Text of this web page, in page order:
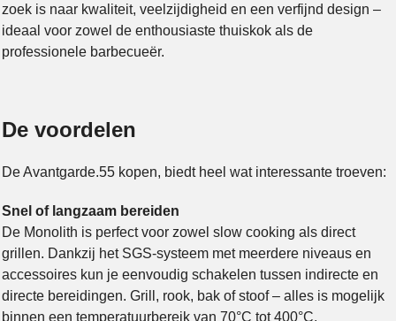
zoek is naar kwaliteit, veelzijdigheid en een verfijnd design –
ideaal voor zowel de enthousiaste thuiskok als de
professionele barbecueër.
De voordelen
De Avantgarde.55 kopen, biedt heel wat interessante troeven:
Snel of langzaam bereiden
De Monolith is perfect voor zowel slow cooking als direct
grillen. Dankzij het SGS-systeem met meerdere niveaus en
accessoires kun je eenvoudig schakelen tussen indirecte en
directe bereidingen. Grill, rook, bak of stoof – alles is mogelijk
binnen een temperatuurbereik van 70°C tot 400°C.